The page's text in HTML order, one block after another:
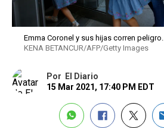
Emma Coronel y sus hijas corren peligro.
KENA BETANCUR/AFP/Getty Images
Por
El Diario
15 Mar 2021, 17:40 PM EDT